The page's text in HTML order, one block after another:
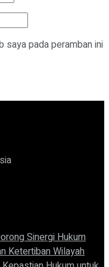
saya pada peramban ini
Sinergi Hukum
Ketertiban Wilayah